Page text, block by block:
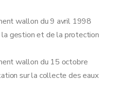
wallon du 9 avril 1998
gestion et de la protection
wallon du 15 octobre
sur la collecte des eaux